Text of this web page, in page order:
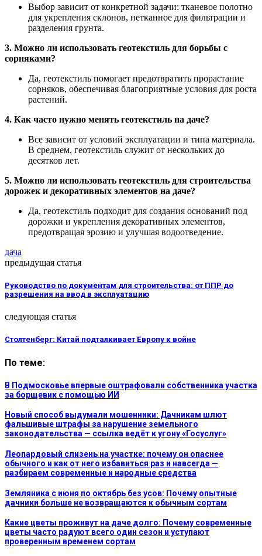
Выбор зависит от конкретной задачи: тканевое полотно
для укрепления склонов, нетканное для фильтрации и
разделения грунта.
3. Можно ли использовать геотекстиль для борьбы с
сорняками?
Да, геотекстиль помогает предотвратить прорастание
сорняков, обеспечивая благоприятные условия для роста
растений.
4. Как часто нужно менять геотекстиль на даче?
Все зависит от условий эксплуатации и типа материала.
В среднем, геотекстиль служит от нескольких до
десятков лет.
5. Можно ли использовать геотекстиль для строительства
дорожек и декоративных элементов на даче?
Да, геотекстиль подходит для создания оснований под
дорожки и укрепления декоративных элементов,
предотвращая эрозию и улучшая водоотведение.
дача
предыдущая статья
Руководство по документам для строительства: от ППР до
разрешения на ввод в эксплуатацию
следующая статья
Столтенберг: Китай подталкивает Европу к войне
По теме:
В Подмосковье впервые оштрафовали собственника участка
за борщевик с помощью ИИ
Новый способ выдумали мошенники: Дачникам шлют
фальшивые штрафы за нарушение земельного
законодательства — ссылка ведёт к угону «Госуслуг»
Леопардовый слизень на участке: почему он опаснее
обычного и как от него избавиться раз и навсегда —
разбираем современные и народные средства
Земляника с июня по октябрь без усов: Почему опытные
дачники больше не возвращаются к обычным сортам
Какие цветы проживут на даче долго: Почему современные
цветы часто радуют всего один сезон и уступают
проверенным временем сортам